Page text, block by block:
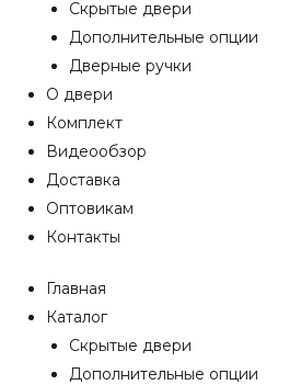
Скрытые двери
Дополнительные опции
Дверные ручки
О двери
Комплект
Видеообзор
Доставка
Оптовикам
Контакты
Главная
Каталог
Скрытые двери
Дополнительные опции